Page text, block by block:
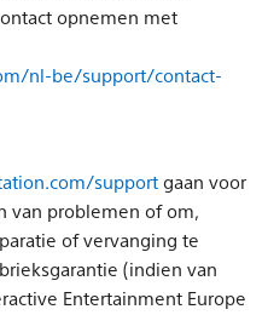
opnemen met
nl-be/support/contact-
support gaan voor
van problemen of om,
of vervanging te
(indien van
Entertainment Europe